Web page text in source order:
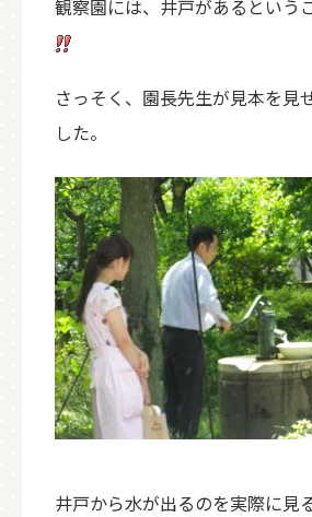
観察園には、井戸があるという
さっそく、園長先生が見本を見
した。
井戸から水が出るのを実際に見